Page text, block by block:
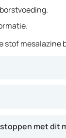
stof
met dit